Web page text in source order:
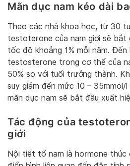
Mãn dục nam kéo dài
Theo các nhà khoa học, từ 30
testoterone của nam giới sẽ bắt
tốc độ khoảng 1% mỗi năm.
testosterone trong cơ thể của
50% so với tuổi trưởng thành.
suy giảm đến mức 10 –
mãn dục nam sẽ bắt đầu xuất
Tác động của
giới
Nội tiết tố nam là hormone thúc